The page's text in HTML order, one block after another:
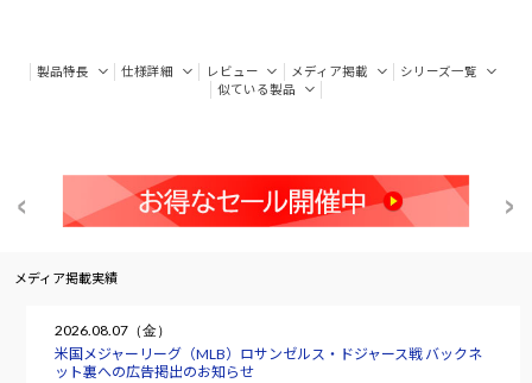
製品特長 仕様詳細 レビュー メディア掲載
シリーズ一覧
似ている製品
メディア掲載実績
2026.08.07（金）
米国メジャーリーグ（MLB）ロサンゼルス・ドジャース戦 バックネ
ット裏への広告掲出のお知らせ